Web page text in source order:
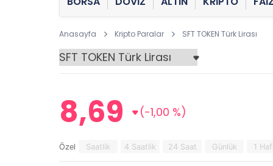
Anasayfa Kripto Paralar SFT TOKEN Türk Lirası
8,69 (-1,00 %)
Özel Saatlik 4 Saatlik 24 Saat Günlük 1